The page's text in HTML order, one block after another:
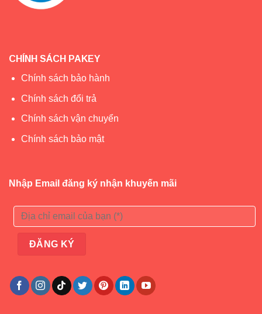
CHÍNH SÁCH PAKEY
Chính sách bảo hành
Chính sách đổi trả
Chính sách vận chuyển
Chính sách bảo mật
Nhập Email đăng ký nhận khuyến mãi